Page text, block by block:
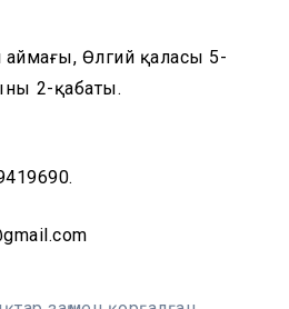
аймағы, Өлгий қаласы 5-
2-қабаты.